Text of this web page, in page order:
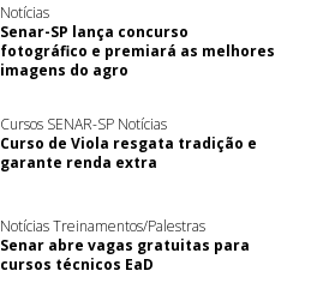
Notícias
Senar-SP lança concurso
fotográfico e premiará as melhores
imagens do agro
Cursos SENAR-SP Notícias
Curso de Viola resgata tradição e
garante renda extra
Notícias Treinamentos/Palestras
Senar abre vagas gratuitas para
cursos técnicos EaD